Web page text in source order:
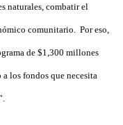
naturales, combatir el
comunitario. Por eso,
de $1,300 millones
los fondos que necesita